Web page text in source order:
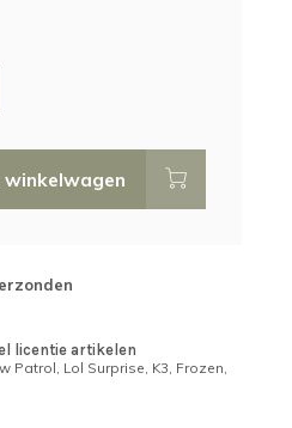
winkelwagen
licentie artikelen
Patrol, Lol Surprise, K3, Frozen,